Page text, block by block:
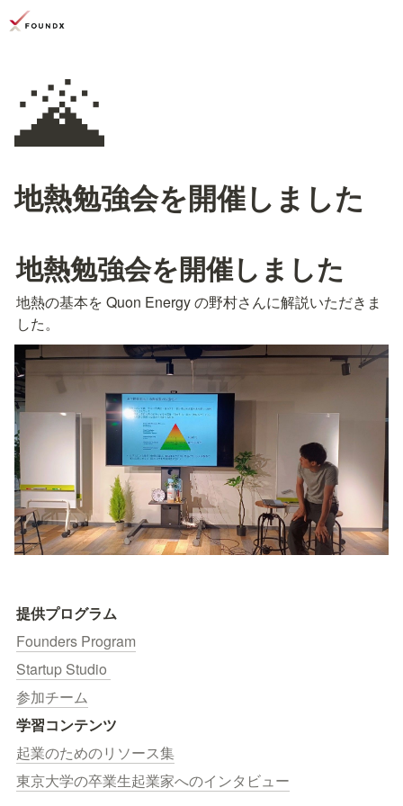
🌋
地熱勉強会を開催しました
地熱勉強会を開催しました
地熱の基本を Quon Energy の野村さんに解説いただきま
した。
提供プログラム
Founders Program
Startup Studio
参加チーム
学習コンテンツ
起業のためのリソース集
東京大学の卒業生起業家へのインタビュー